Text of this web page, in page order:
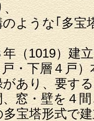
、
ような｢多宝
（1019）建
・下層４戸
あり、要す
窓・壁を４
宝塔形式で